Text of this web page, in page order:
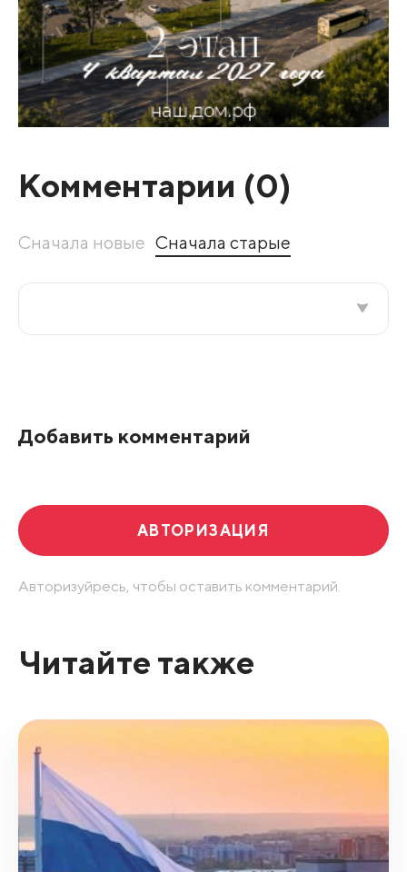
Комментарии (0)
Сначала новые Сначала старые
Добавить комментарий
АВТОРИЗАЦИЯ
Авторизуйресь, чтобы оставить комментарий.
Читайте также